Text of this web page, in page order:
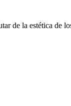
de la estética de